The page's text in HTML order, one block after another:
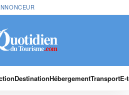
DestinationHébergementTransport